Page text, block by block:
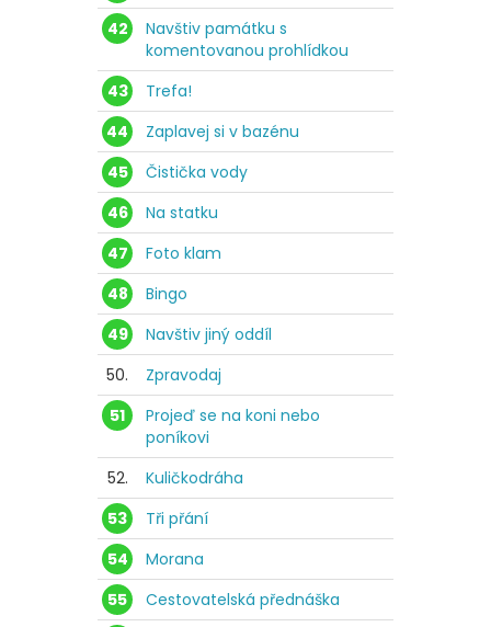
42
Navštiv památku s
komentovanou prohlídkou
43
Trefa!
44
Zaplavej si v bazénu
45
Čistička vody
46
Na statku
47
Foto klam
48
Bingo
49
Navštiv jiný oddíl
50.
Zpravodaj
51
Projeď se na koni nebo
poníkovi
52.
Kuličkodráha
53
Tři přání
54
Morana
55
Cestovatelská přednáška